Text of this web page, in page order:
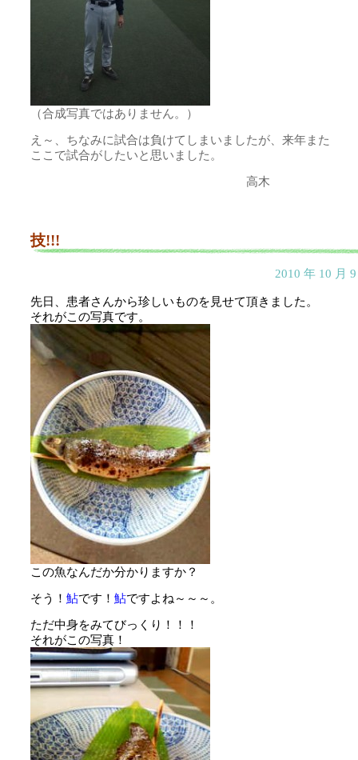
（合成写真ではありません。）
え～、ちなみに試合は負けてしまいましたが、来年また
ここで試合がしたいと思いました。
高木
技!!!
2010 年 10 月
先日、患者さんから珍しいものを見せて頂きました。
それがこの写真です。
この魚なんだか分かりますか？
そう！ 鮎です！ 鮎ですよね～～～。
ただ中身をみてびっくり！！！
それがこの写真！